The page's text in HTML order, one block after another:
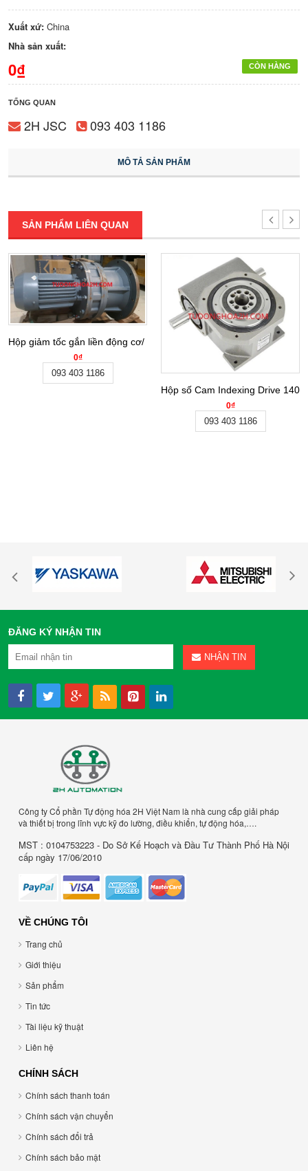
Xuất xứ: China
Nhà sản xuất:
CÒN HÀNG
0₫
TỔNG QUAN
2H JSC 093 403 1186
MÔ TẢ SẢN PHẨM
SẢN PHẨM LIÊN QUAN
Hộp giảm tốc gắn liền động cơ/ Gear motor BLY27-59-3KW
0₫
093 403 1186
Hộp số Cam Indexing Drive
0₫
093 403 1186
ĐĂNG KÝ NHẬN TIN
NHẬN TIN
Công ty Cổ phần Tự động hóa 2H Việt Nam là nhà cung cấp giải pháp
và thiết bị trong lĩnh vực kỹ đo lường, điều khiển, tự động hóa,….
MST : 0104753223 - Do Sở Kế Hoạch và Đầu Tư Thành Phố Hà Nội
cấp ngày 17/06/2010
VỀ CHÚNG TÔI
Trang chủ
Giới thiệu
Sản phẩm
Tin tức
Tài liệu kỹ thuật
Liên hệ
CHÍNH SÁCH
Chính sách thanh toán
Chính sách vận chuyển
Chính sách đổi trả
Chính sách bảo mật